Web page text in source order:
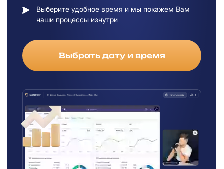
Выберите удобное время и мы покажем Вам
наши процессы изнутри
Выбрать дату и время